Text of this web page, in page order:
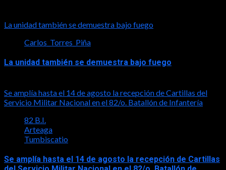
La unidad también se demuestra bajo fuego
Carlos_Torres_Piña
La unidad también se demuestra bajo fuego
Se amplía hasta el 14 de agosto la recepción de Cartillas del
Servicio Militar Nacional en el 82/o. Batallón de Infantería
82 B.I.
Arteaga
Tumbiscatio
Se amplía hasta el 14 de agosto la recepción de Cartillas